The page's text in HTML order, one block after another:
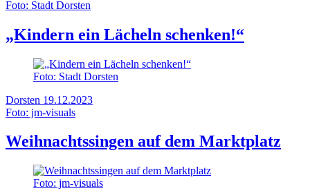
Foto: Stadt Dorsten
„Kindern ein Lächeln schenken!“
Foto: Stadt Dorsten
Dorsten 19.12.2023
Foto: jm-visuals
Weihnachtssingen auf dem Marktplatz
Foto: jm-visuals